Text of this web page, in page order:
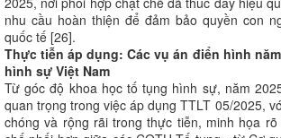
nhu cầu hoàn thiện để đảm bảo quyền con
quốc tế [26].
Thực tiễn áp dụng: Các vụ án điển hình
hình sự Việt Nam
Từ góc độ khoa học tố tụng hình sự, năm
quan trọng trong việc áp dụng TTLT 05/2025,
chóng và rộng rãi trong thực tiễn, minh họa